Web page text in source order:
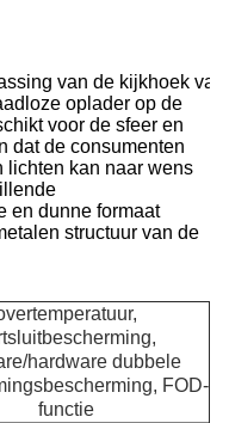
van de kijkhoek
oplader op de
voor de sfeer en
dat de consumenten
lichten kan naar wens
en dunne formaat
structuur van de
hardware dubbele
FOD-
functie